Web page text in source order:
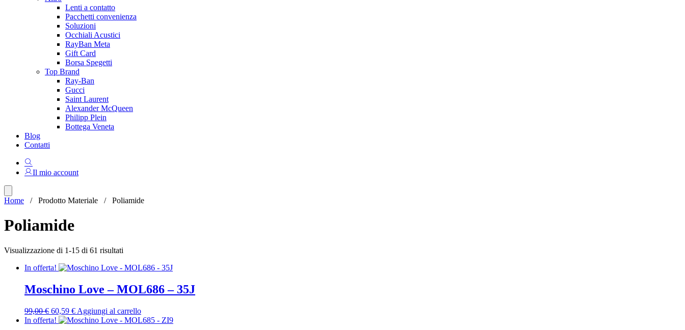
Lenti a contatto
Pacchetti convenienza
Soluzioni
Occhiali Acustici
RayBan Meta
Gift Card
Borsa Spegetti
Top Brand
Ray-Ban
Gucci
Saint Laurent
Alexander McQueen
Philipp Plein
Bottega Veneta
Blog
Contatti
Il mio account
Home / Prodotto Materiale / Poliamide
Poliamide
Visualizzazione di 1-15 di 61 risultati
base
più
recente
In offerta!
Moschino Love – MOL686 – 35J
99,00€ Il
prezzo
60,59 €Il
prezzo
Aggiungi al carrello
In offerta!